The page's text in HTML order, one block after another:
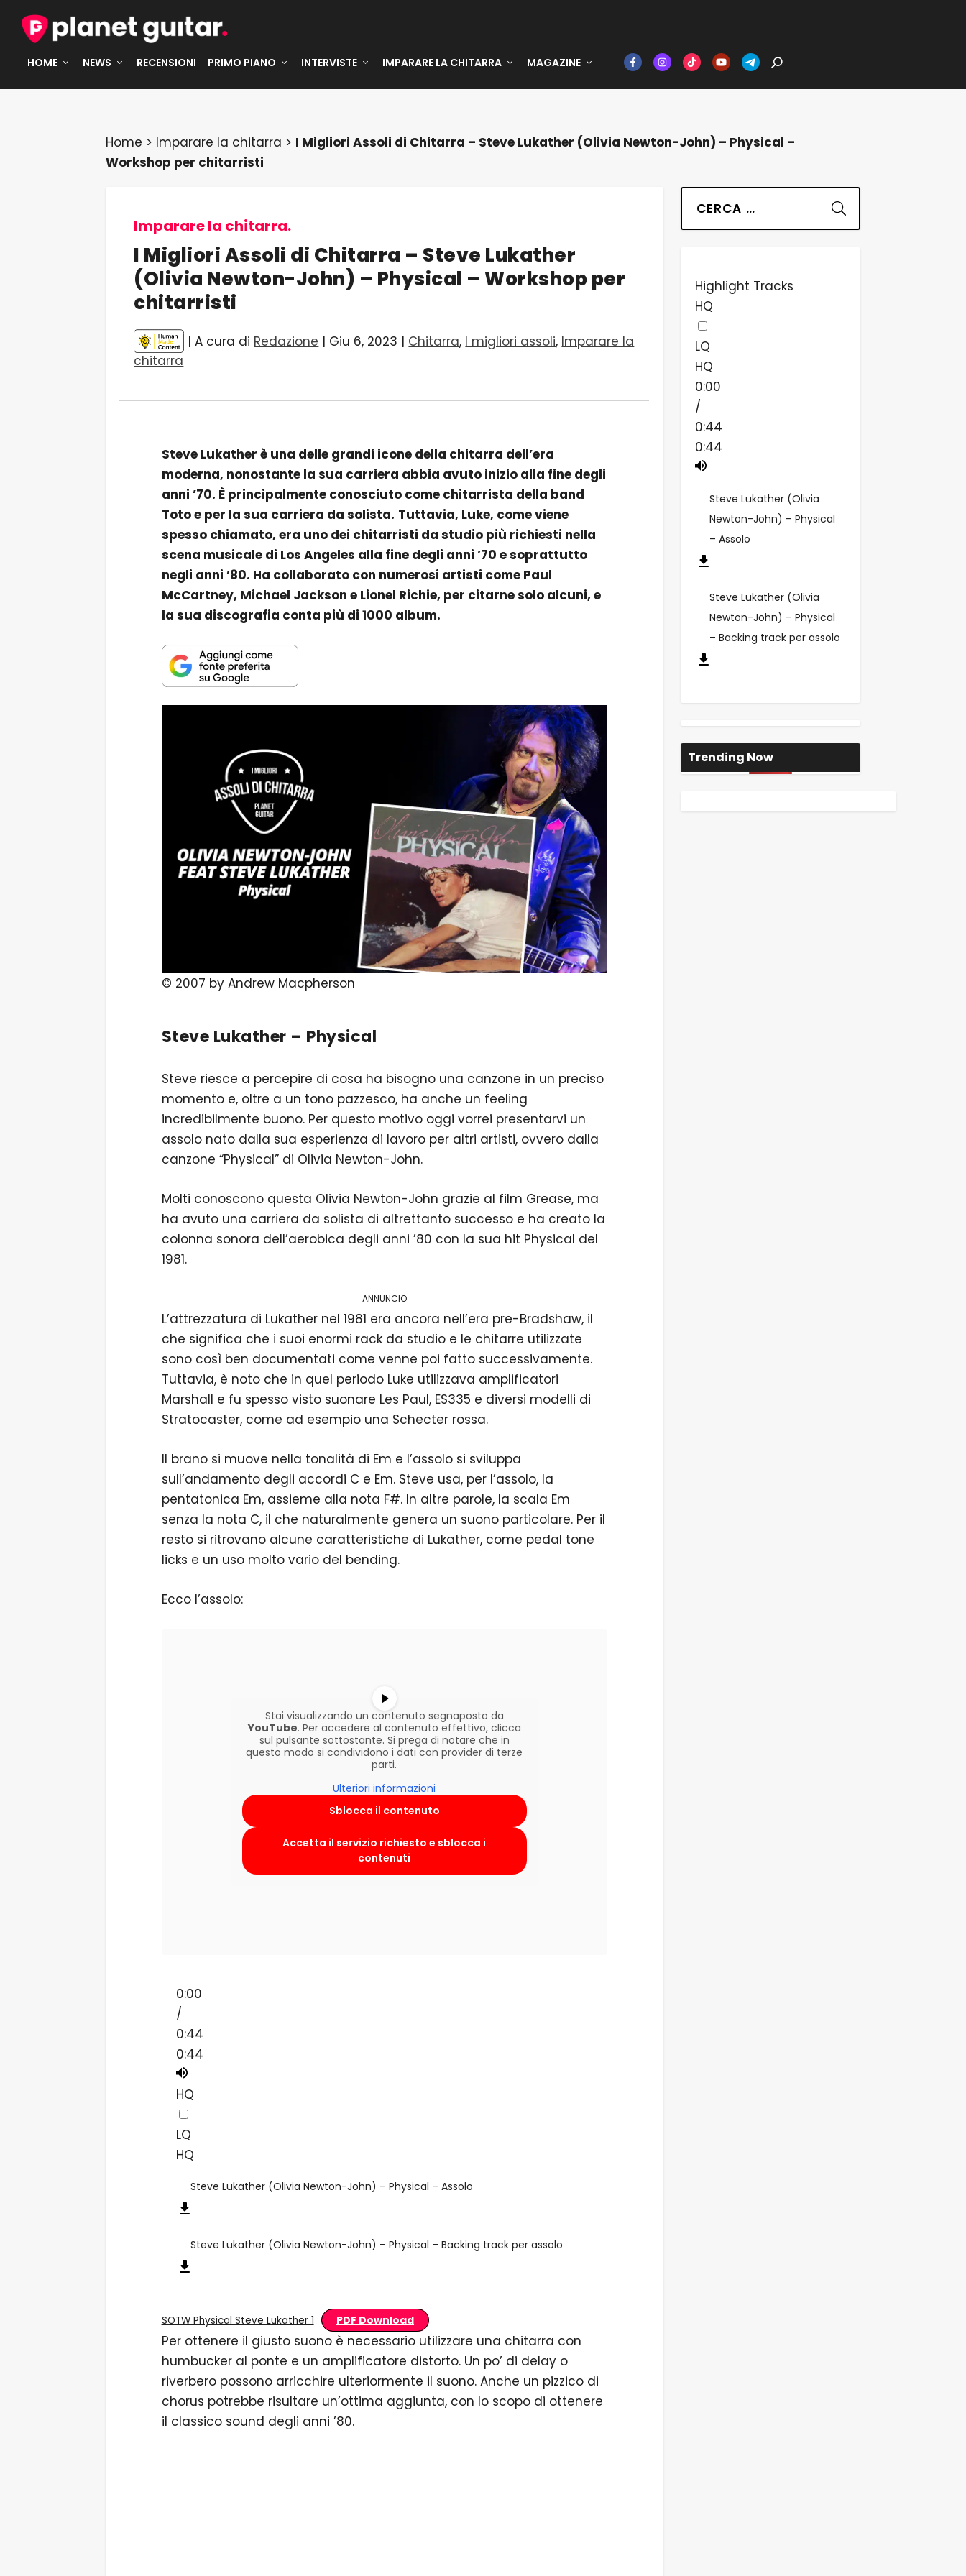
HOME NEWS RECENSIONI PRIMO PIANO INTERVISTE IMPARARE LA CHITARRA MAGAZINE
Home > Imparare la chitarra > I Migliori Assoli di Chitarra – Steve Lukather (Olivia Newton-John) – Physical –
Workshop per chitarristi
Imparare la chitarra.
I Migliori Assoli di Chitarra – Steve Lukather
(Olivia Newton-John) – Physical – Workshop per
chitarristi
| A cura di Redazione | Giu 6, 2023 | Chitarra, I migliori assoli, Imparare la
chitarra
Steve Lukather è una delle grandi icone della chitarra dell’era
moderna, nonostante la sua carriera abbia avuto inizio alla fine degli
anni ’70. È principalmente conosciuto come chitarrista della band
Toto e per la sua carriera da solista. Tuttavia, Luke, come viene
spesso chiamato, era uno dei chitarristi da studio più richiesti nella
scena musicale di Los Angeles alla fine degli anni ’70 e soprattutto
negli anni ’80. Ha collaborato con numerosi artisti come Paul
McCartney, Michael Jackson e Lionel Richie, per citarne solo alcuni, e
la sua discografia conta più di 1000 album.
© 2007 by Andrew Macpherson
Steve Lukather – Physical
Steve riesce a percepire di cosa ha bisogno una canzone in un preciso
momento e, oltre a un tono pazzesco, ha anche un feeling
incredibilmente buono. Per questo motivo oggi vorrei presentarvi un
assolo nato dalla sua esperienza di lavoro per altri artisti, ovvero dalla
canzone “Physical” di Olivia Newton-John.
Molti conoscono questa Olivia Newton-John grazie al film Grease, ma
ha avuto una carriera da solista di altrettanto successo e ha creato la
colonna sonora dell’aerobica degli anni ’80 con la sua hit Physical del
1981.
ANNUNCIO
L’attrezzatura di Lukather nel 1981 era ancora nell’era pre-Bradshaw, il
che significa che i suoi enormi rack da studio e le chitarre utilizzate
sono così ben documentati come venne poi fatto successivamente.
Tuttavia, è noto che in quel periodo Luke utilizzava amplificatori
Marshall e fu spesso visto suonare Les Paul, ES335 e diversi modelli di
Stratocaster, come ad esempio una Schecter rossa.
Il brano si muove nella tonalità di Em e l’assolo si sviluppa
sull’andamento degli accordi C e Em. Steve usa, per l’assolo, la
pentatonica Em, assieme alla nota F#. In altre parole, la scala Em
senza la nota C, il che naturalmente genera un suono particolare. Per il
resto si ritrovano alcune caratteristiche di Lukather, come pedal tone
licks e un uso molto vario del bending.
Ecco l’assolo:
Stai visualizzando un contenuto segnaposto da
YouTube. Per accedere al contenuto effettivo, clicca
sul pulsante sottostante. Si prega di notare che in
questo modo si condividono i dati con provider di terze
parti.
Ulteriori informazioni
Sblocca il contenuto
Accetta il servizio richiesto e sblocca i
contenuti
0:00
/
0:44
0:44
HQ
LQ
HQ
Steve Lukather (Olivia Newton-John) – Physical – Assolo
Steve Lukather (Olivia Newton-John) – Physical – Backing track per assolo
SOTW Physical Steve Lukather 1 PDF Download
Per ottenere il giusto suono è necessario utilizzare una chitarra con
humbucker al ponte e un amplificatore distorto. Un po’ di delay o
riverbero possono arricchire ulteriormente il suono. Anche un pizzico di
chorus potrebbe risultare un’ottima aggiunta, con lo scopo di ottenere
il classico sound degli anni ’80.
Suchen
Highlight Tracks
HQ
LQ
HQ
0:00
/
0:44
0:44
Steve Lukather (Olivia
Newton-John) – Physical
– Assolo
Steve Lukather (Olivia
Newton-John) – Physical
– Backing track per assolo
Trending Now